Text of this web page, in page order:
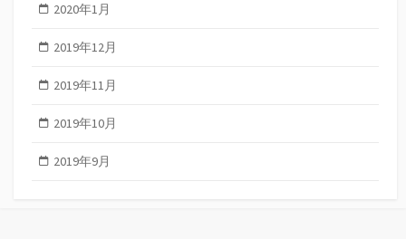
2020年1月
2019年12月
2019年11月
2019年10月
2019年9月